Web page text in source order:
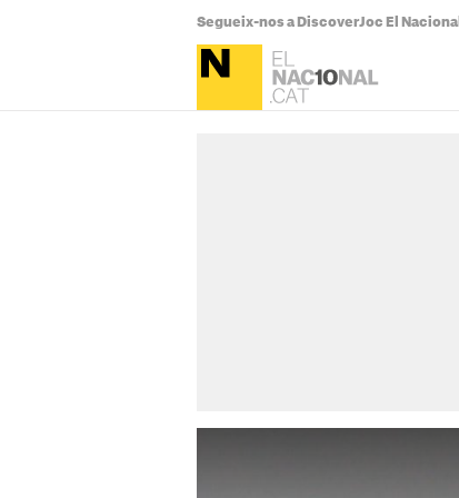
Segueix-nos a DiscoverJoc El Nacional